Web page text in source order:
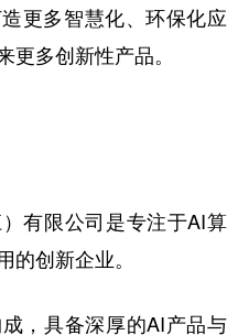
更多智慧化、环保化应
多创新性产品。
有限公司是专注于AI算
创新企业。
，具备深厚的AI产品与